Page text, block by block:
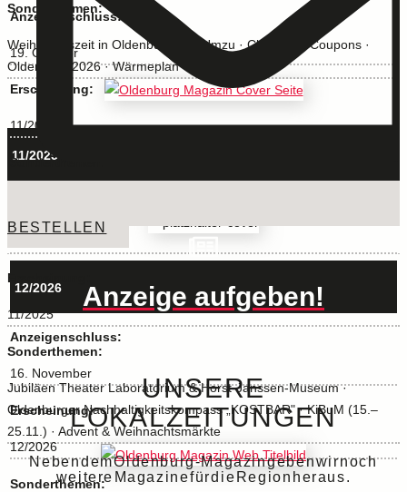
Sonderthemen:
Weihnachtszeit in Oldenburg und Umzu · Christmas-Coupons ·
Oldenburg 2026 · Wärmeplan
11/2025
Erscheinung:
11/2025
Sonderthemen:
Jubiläen Theater Laboratorium & Horst-Janssen-Museum ·
Oldenburger Nachhaltigkeitskompass „KOSTBAR" · KiBuM (15.–
25.11.) · Advent & Weihnachtsmärkte
Anzeigenschluss:
19. Oktober
Erscheinung:
11/2026
Sonderthemen:
12/2026
Anzeigenschluss:
16. November
Erscheinung:
12/2026
Sonderthemen:
BESTELLEN
Anzeige aufgeben!
UNSERE
LOKALZEITUNGEN
Neben dem Oldenburg-Magazin geben wir noch
weitere Magazine für die Region heraus.